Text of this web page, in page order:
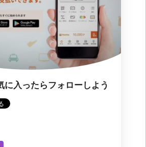
に入ったらフォローしよう